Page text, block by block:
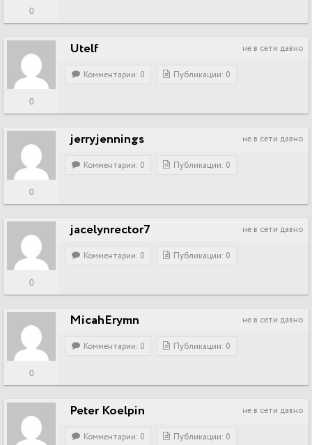
0
не в сети давно
Utelf
0
Комментарии: 0 Публикации: 0
не в сети давно
jerryjennings
0
Комментарии: 0 Публикации: 0
не в сети давно
jacelynrector7
0
Комментарии: 0 Публикации: 0
не в сети давно
MicahErymn
0
Комментарии: 0 Публикации: 0
не в сети давно
Peter Koelpin
Комментарии: 0 Публикации: 0